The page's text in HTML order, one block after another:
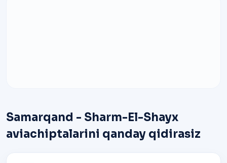
Samarqand - Sharm-El-Shayx
aviachiptalarini qanday qidirasiz